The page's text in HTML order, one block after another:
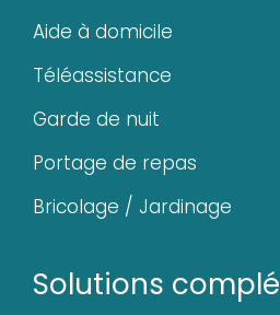
Aide à domicile
Téléassistance
Garde de nuit
Portage de repas
Bricolage / Jardinage
Solutions